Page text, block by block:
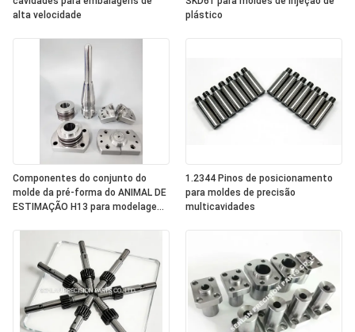
alta velocidade
plástico
Componentes do conjunto do
molde da pré-forma do ANIMAL DE
ESTIMAÇÃO H13 para modelagem
1.2344 Pinos de posicionamento
para moldes de precisão
multicavidades